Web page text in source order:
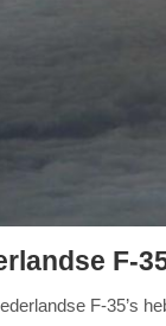
F-
F-35’s